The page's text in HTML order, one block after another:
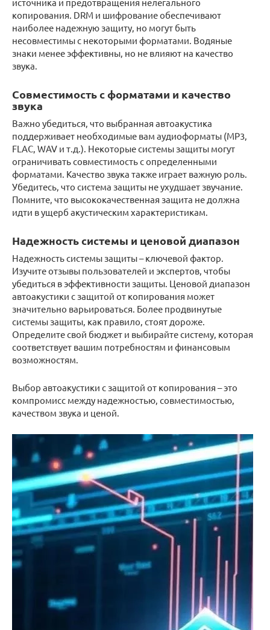
копирования. DRM и шифрование обеспечивают
наиболее надежную защиту, но могут быть
несовместимы с некоторыми форматами. Водяные
знаки менее эффективны, но не влияют на качество
звука.
Совместимость с форматами и качество
звука
Важно убедиться, что выбранная автоакустика
поддерживает необходимые вам аудиоформаты (MP3,
FLAC, WAV и т.д.). Некоторые системы защиты могут
ограничивать совместимость с определенными
форматами. Качество звука также играет важную роль.
Убедитесь, что система защиты не ухудшает звучание.
Помните, что высококачественная защита не должна
идти в ущерб акустическим характеристикам.
Надежность системы и ценовой диапазон
Надежность системы защиты – ключевой фактор.
Изучите отзывы пользователей и экспертов, чтобы
убедиться в эффективности защиты. Ценовой диапазон
автоакустики с защитой от копирования может
значительно варьироваться. Более продвинутые
системы защиты, как правило, стоят дороже.
Определите свой бюджет и выбирайте систему, которая
соответствует вашим потребностям и финансовым
возможностям.
Выбор автоакустики с защитой от копирования – это
компромисс между надежностью, совместимостью,
качеством звука и ценой.